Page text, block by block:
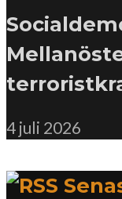
4 juli 2026